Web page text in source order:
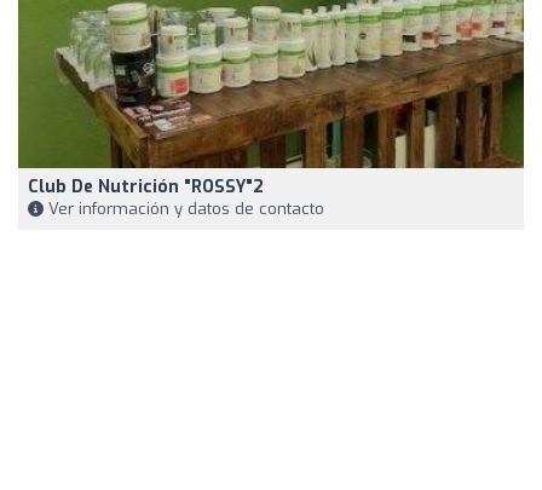
Club De Nutrición "ROSSY"2
Ver información y datos de contacto